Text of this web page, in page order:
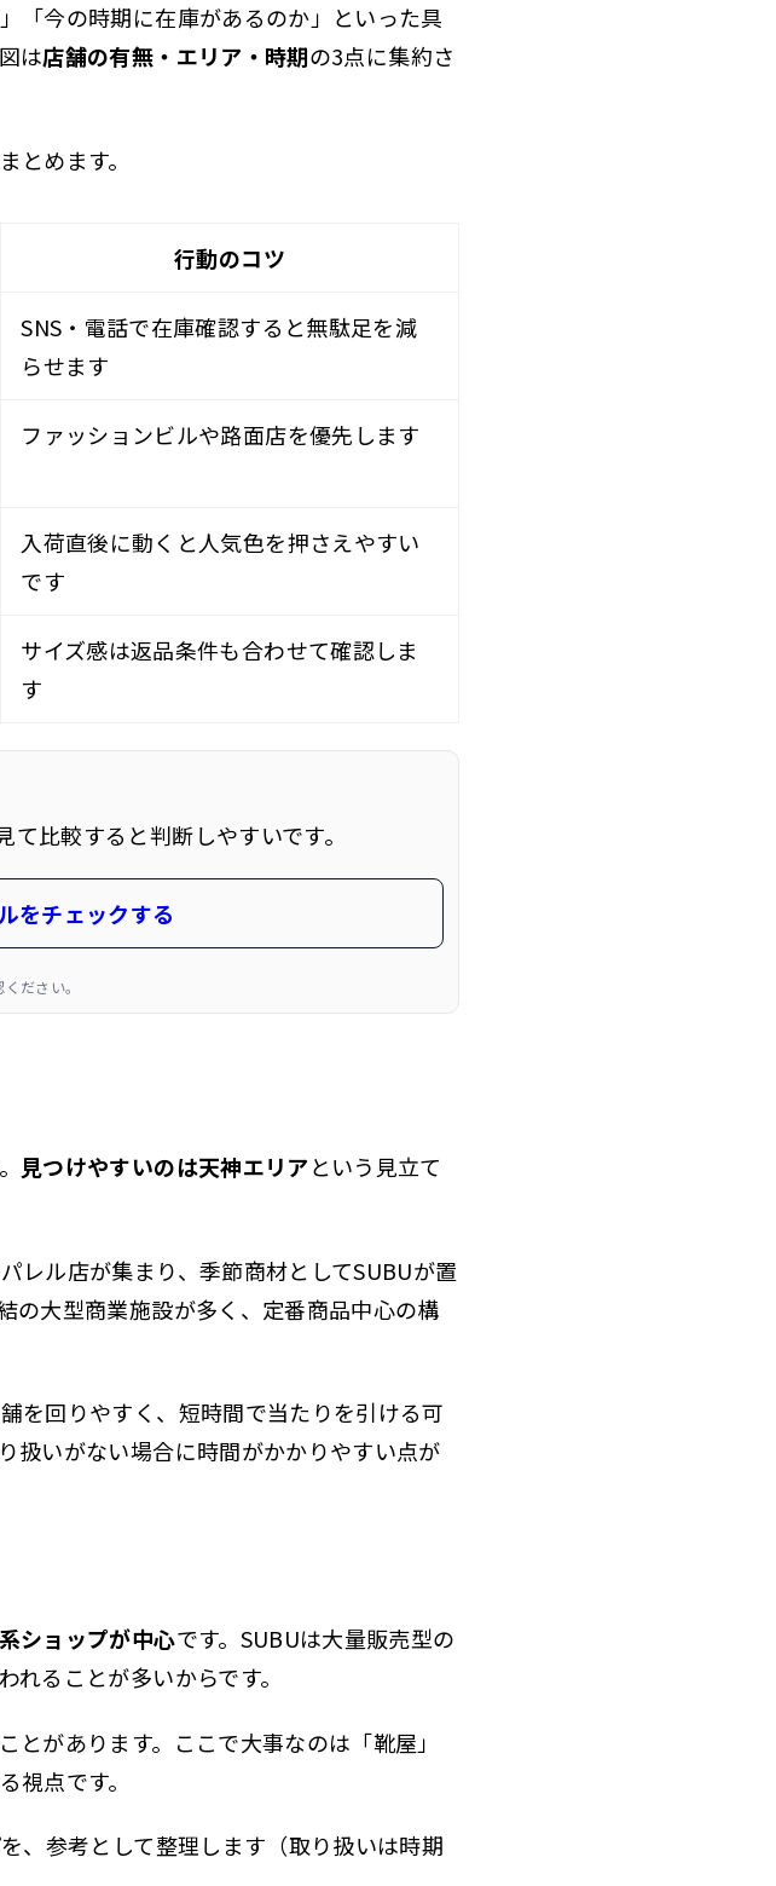
「今の時期に在庫があるのか」といった具
は店舗の有無・エリア・時期の3点に集約さ
とめます。
行動のコツ
SNS・電話で在庫確認すると無駄足を減
らせます
ファッションビルや路面店を優先します
入荷直後に動くと人気色を押さえやすい
です
サイズ感は返品条件も合わせて確認しま
す
比較すると判断しやすいです。
をチェックする
ださい。
見つけやすいのは天神エリアという見立て
レル店が集まり、季節商材としてSUBUが置
の大型商業施設が多く、定番商品中心の構
を回りやすく、短時間で当たりを引ける可
扱いがない場合に時間がかかりやすい点が
ショップが中心です。SUBUは大量販売型の
ることが多いからです。
があります。ここで大事なのは「靴屋」
視点です。
、参考として整理します（取り扱いは時期